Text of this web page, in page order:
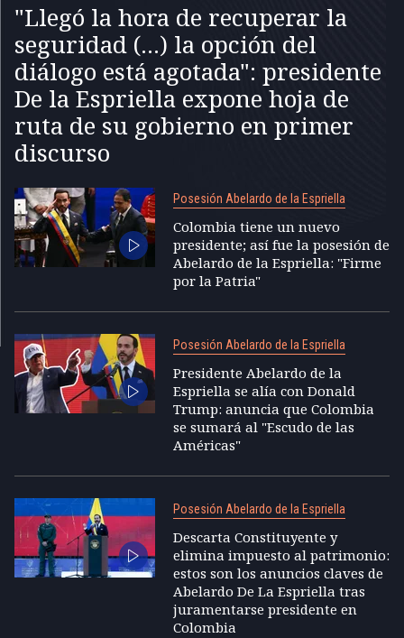
"Llegó la hora de recuperar la
seguridad (...) la opción del
diálogo está agotada": presidente
De la Espriella expone hoja de
ruta de su gobierno en primer
discurso
Posesión Abelardo de la Espriella
Colombia tiene un nuevo
presidente; así fue la posesión de
Abelardo de la Espriella: "Firme
por la Patria"
Posesión Abelardo de la Espriella
Presidente Abelardo de la
Espriella se alía con Donald
Trump: anuncia que Colombia
se sumará al "Escudo de las
Américas"
Posesión Abelardo de la Espriella
Descarta Constituyente y
elimina impuesto al patrimonio:
estos son los anuncios claves de
Abelardo De La Espriella tras
juramentarse presidente en
Colombia